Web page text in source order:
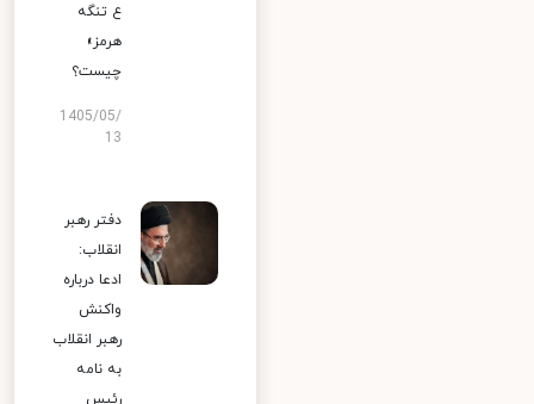
ع تنگه
هرمز»
چیست؟
1405/05/
13
دفتر رهبر
انقلاب:
ادعا درباره
واکنش
رهبر انقلاب
به نامه
رئیس